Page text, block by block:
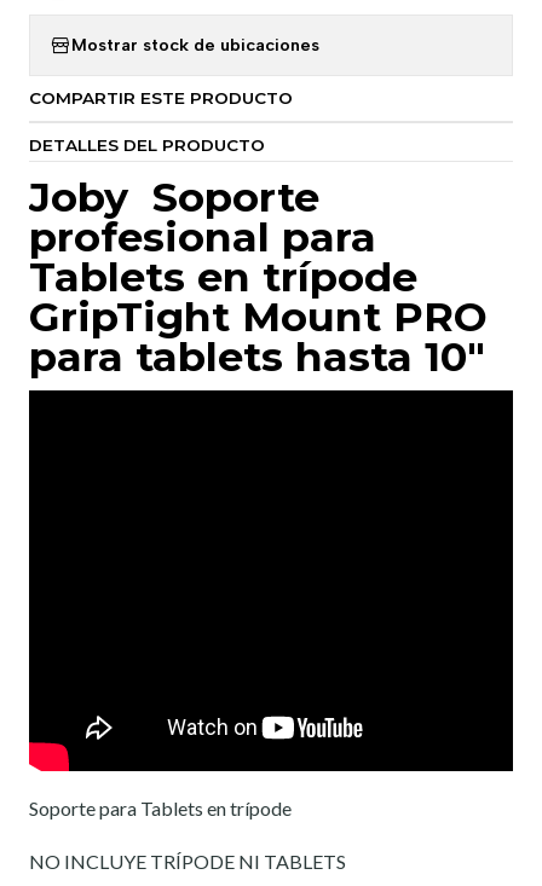
Mostrar stock de ubicaciones
COMPARTIR ESTE PRODUCTO
DETALLES DEL PRODUCTO
Joby Soporte
profesional para
Tablets en trípode
GripTight Mount PRO
para tablets hasta 10"
Soporte para Tablets en trípode
NO INCLUYE TRÍPODE NI TABLETS